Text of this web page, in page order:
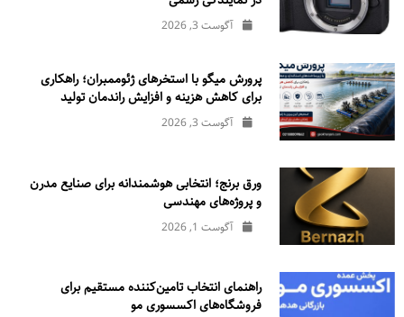
آگوست 3, 2026
پرورش میگو با استخرهای ژئوممبران؛ راهکاری
برای کاهش هزینه و افزایش راندمان تولید
آگوست 3, 2026
ورق برنج؛ انتخابی هوشمندانه برای صنایع مدرن
و پروژه‌های مهندسی
آگوست 1, 2026
راهنمای انتخاب تامین‌کننده مستقیم برای
فروشگاه‌های اکسسوری مو